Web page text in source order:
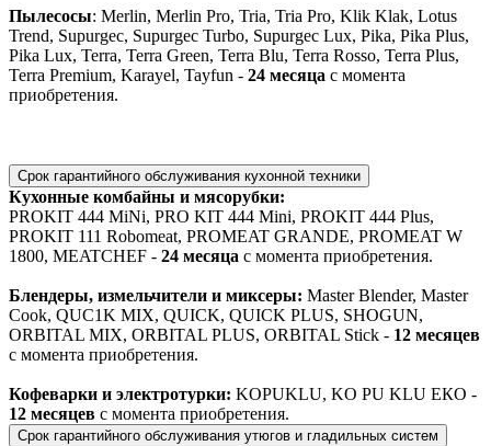
Пылесосы: Merlin, Merlin Pro, Tria, Tria Pro, Klik Klak, Lotus
Trend, Supurgec, Supurgec Turbo, Supurgec Lux, Pika, Pika Plus,
Pika Lux, Terra, Terra Green, Terra Blu, Terra Rosso, Terra Plus,
Terra Premium, Karayel, Tayfun - 24 месяца с момента
приобретения.
Срок гарантийного обслуживания кухонной техники
Кухонные комбайны и мясорубки:
PROKIT 444 MiNi, PRO KIT 444 Mini, PROKIT 444 Plus,
PROKIT 111 Robomeat, PROMEAT GRANDE, PROMEAT W
1800, MEATCHEF - 24 месяца с момента приобретения.
Блендеры, измельчители и миксеры: Master Blender, Master
Cook, QUC1K MIX, QUICK, QUICK PLUS, SHOGUN,
ORBITAL MIX, ORBITAL PLUS, ORBITAL Stick - 12 месяцев
с момента приобретения.
Кофеварки и электротурки: KOPUKLU, KO PU KLU ЕКО -
12 месяцев с момента приобретения.
Срок гарантийного обслуживания утюгов и гладильных систем